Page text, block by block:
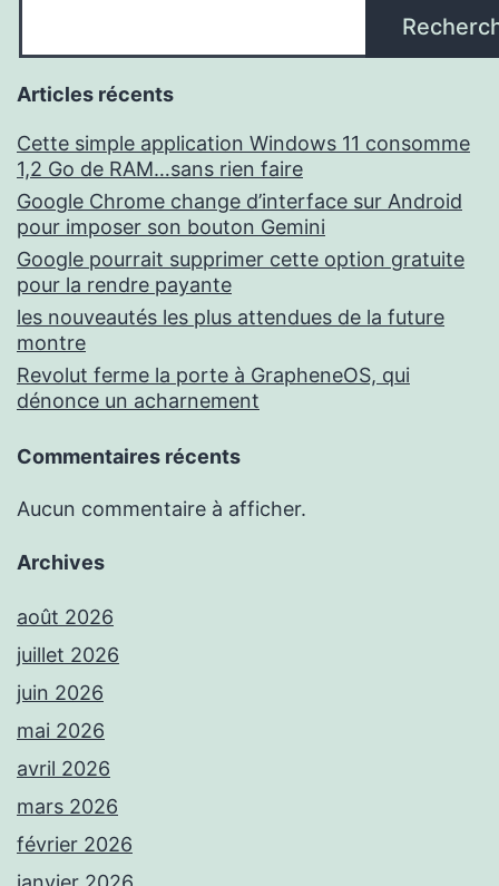
Articles récents
Cette simple application Windows 11 consomme
1,2 Go de RAM…sans rien faire
Google Chrome change d’interface sur Android
pour imposer son bouton Gemini
Google pourrait supprimer cette option gratuite
pour la rendre payante
les nouveautés les plus attendues de la future
montre
Revolut ferme la porte à GrapheneOS, qui
dénonce un acharnement
Commentaires récents
Aucun commentaire à afficher.
Archives
août 2026
juillet 2026
juin 2026
mai 2026
avril 2026
mars 2026
février 2026